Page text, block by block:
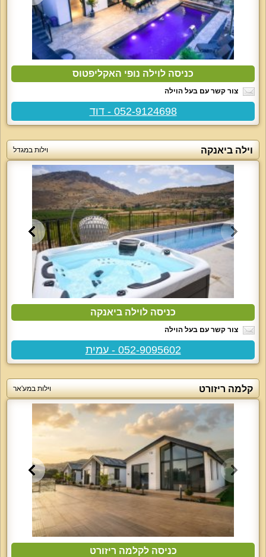
כניסה לוילה נופי האקליפטוס
צור קשר עם בעל הוילה
052-9124698 - דוד
וילה ביאנקה וילות במגדל
כניסה לוילה ביאנקה
צור קשר עם בעל הוילה
052-9095602 - עמית
קלמה ריזורט וילות במע'אר
כניסה לקלמה ריזורט